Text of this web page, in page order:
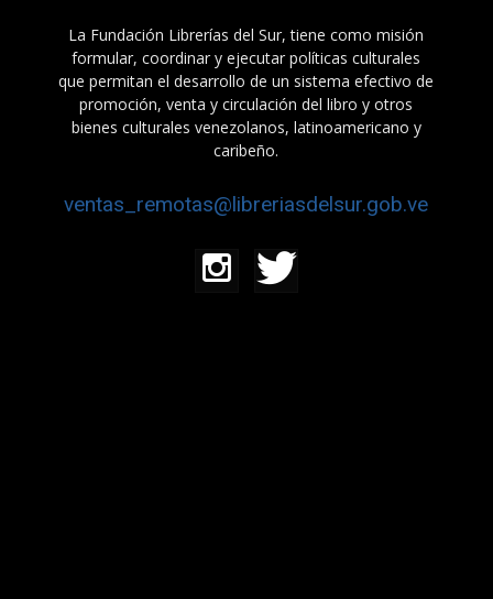
La Fundación Librerías del Sur, tiene como misión
formular, coordinar y ejecutar políticas culturales
que permitan el desarrollo de un sistema efectivo de
promoción, venta y circulación del libro y otros
bienes culturales venezolanos, latinoamericano y
caribeño.
ventas_remotas@libreriasdelsur.gob.ve